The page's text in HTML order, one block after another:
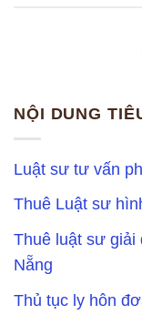
NỘI DUNG
Luật sư tư vấn
Thuê Luật sư
Thuê luật sư giải
Nẵng
Thủ tục ly hôn